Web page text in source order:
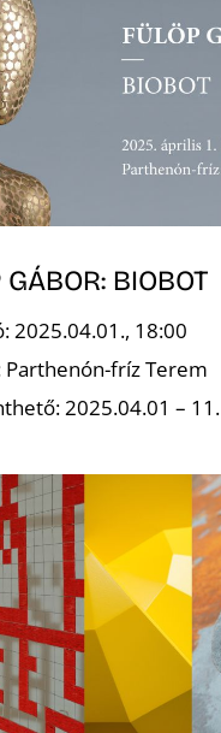
GÁBOR: BIOBOT
2025.04.01., 18:00
Parthenón-fríz Terem
2025.04.01 – 11.